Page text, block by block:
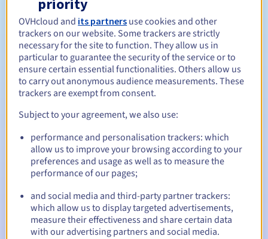
Verlengingsperiode
Inlosperiode
Automatische meldingen:
60, 30, 15, 7 en 3 dagen vóór de
vervaldatum
E-mail op de vervaldatum om de schorsing van de
domeinnaam te melden
E-mail na de Redemption Grace Periodom de
verwijdering van de domeinnaam te melden
priority
OVHcloud and its partners use cookies and other
trackers on our website. Some trackers are strictly
necessary for the site to function. They allow us in
particular to guarantee the security of the service or to
ensure certain essential functionalities. Others allow us
to carry out anonymous audience measurements. These
trackers are exempt from consent.
Subject to your agreement, we also use:
performance and personalisation trackers: which
allow us to improve your browsing according to your
preferences and usage as well as to measure the
performance of our pages;
and social media and third-party partner trackers:
which allow us to display targeted advertisements,
measure their effectiveness and share certain data
with our advertising partners and social media.